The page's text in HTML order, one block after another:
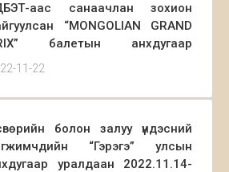
аас санаачлан зохион
“MONGOLIAN GRAND
балетын анхдугаар
шилдгүүд тодорч
11-22
болон залуу үндэсний
“Гэрэгэ” улсын
уралдаан 2022.11.14-